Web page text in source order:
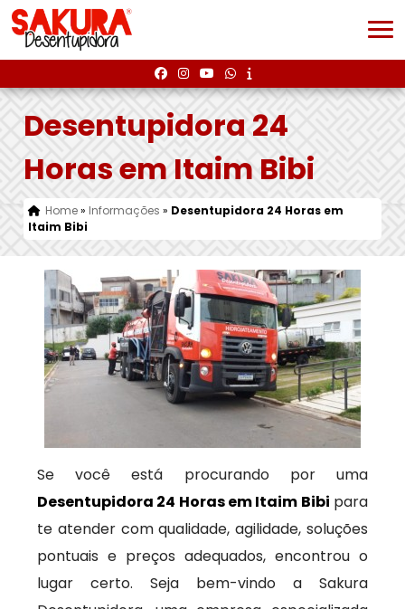
Desentupidora 24
Horas em Itaim Bibi
Home» Informações » Desentupidora 24 Horas em
Itaim Bibi
Se você está procurando por uma
Desentupidora 24 Horas em Itaim Bibi para
te atender com qualidade, agilidade, soluções
pontuais e preços adequados, encontrou o
lugar certo. Seja bem-vindo a Sakura